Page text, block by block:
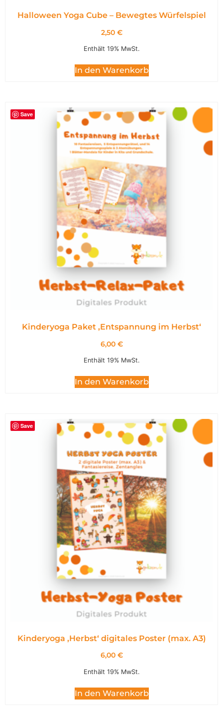
Halloween Yoga Cube – Bewegtes Würfelspiel
2,50 €
Enthält 19% MwSt.
In den Warenkorb
Save
Kinderyoga Paket ,Entspannung im Herbst‘
6,00 €
Enthält 19% MwSt.
In den Warenkorb
Save
Kinderyoga ‚Herbst‘ digitales Poster (max. A3)
6,00 €
Enthält 19% MwSt.
In den Warenkorb